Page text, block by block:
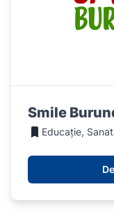
Smile
Educație,